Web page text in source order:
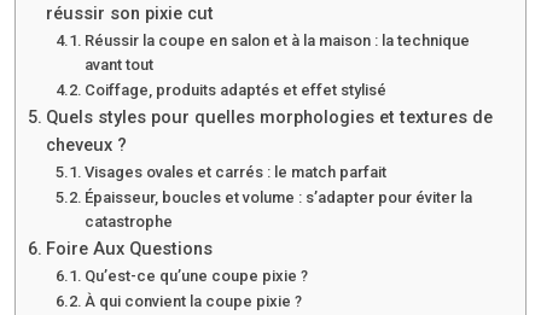
réussir son pixie cut
Réussir la coupe en salon et à la maison : la technique
avant tout
Coiffage, produits adaptés et effet stylisé
Quels styles pour quelles morphologies et textures de
cheveux ?
Visages ovales et carrés : le match parfait
Épaisseur, boucles et volume : s’adapter pour éviter la
catastrophe
Foire Aux Questions
Qu’est-ce qu’une coupe pixie ?
À qui convient la coupe pixie ?